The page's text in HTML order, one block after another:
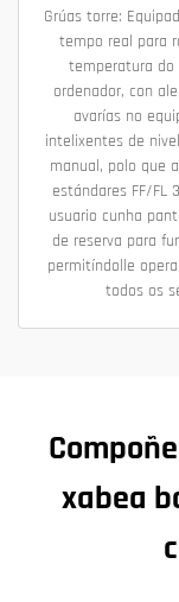
Grúas torre:
tempo real para
temperatura
ordenador, con
avarías no
intelixentes de
manual, polo que
estándares FF/FL
usuario cunha
de reserva para
permitíndolle
todos os
xabea